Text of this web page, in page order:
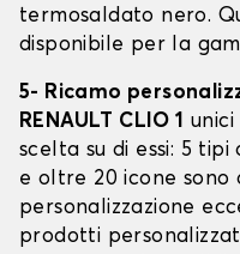
termosaldato nero.
disponibile per la
5- Ricamo
RENAULT CLIO 1
scelta su di essi: 5
e oltre 20 icone sono
personalizzazione
prodotti